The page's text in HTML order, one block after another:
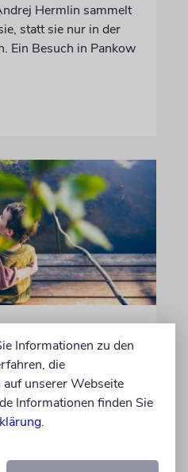
Hermlin sammelt
statt sie nur in der
Ein Besuch in Pankow
Kindern sorgen sich,
Unterstützung gekürzt
Leben
Informationen zu den
die
unserer Webseite
Informationen finden Sie
.